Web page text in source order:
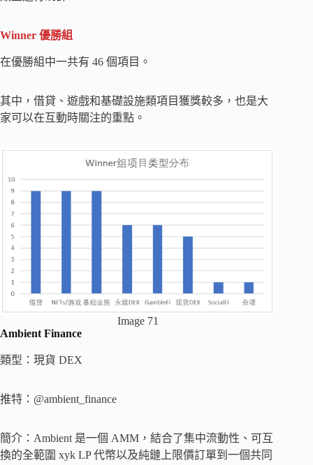
Winner 優勝組
在優勝組中一共有 46 個項目。
其中，借貸、遊戲和基礎設施類項目獲獎較多，也是大
家可以在互動時關注的重點。
Image 71
Ambient Finance
類型：現貨 DEX
推特：@ambient_finance
簡介：Ambient 是一個 AMM，結合了集中流動性、可互
換的全範圍 xyk LP 代幣以及純鏈上限價訂單到一個共同